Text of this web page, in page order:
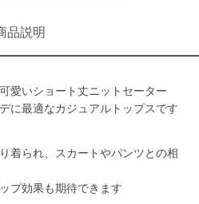
品説明
愛いショート丈ニットセーター
に最適なカジュアルトップスです
着られ、スカートやパンツとの相
プ効果も期待できます